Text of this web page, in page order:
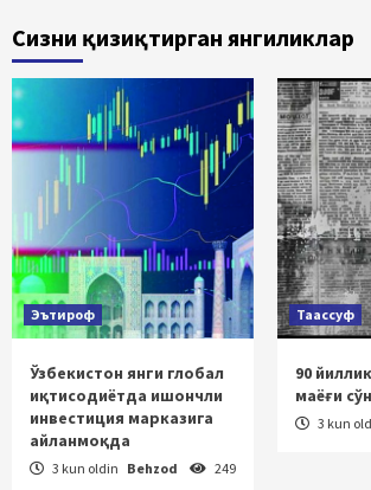
Сизни қизиқтирган янгиликлар
Эътироф
Ўзбекистон янги глобал
иқтисодиётда ишончли
инвестиция марказига
айланмоқда
3 kun oldin Behzod 249
Таассуф
90
маёғи
3 kun